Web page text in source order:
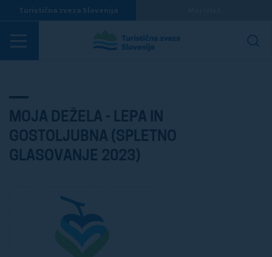
Turistična zveza Slovenija
Nazaj na spletno glasovanje
MOJA DEŽELA - LEPA IN
GOSTOLJUBNA (SPLETNO
GLASOVANJE 2023)